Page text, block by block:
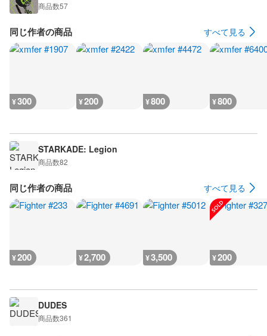
商品数57
同じ作者の商品 すべて見る
¥300 ¥200 ¥800 ¥800
STARKADE: Legion
商品数82
同じ作者の商品 すべて見る
¥200 ¥2,700 ¥3,500 ¥200
DUDES
商品数361